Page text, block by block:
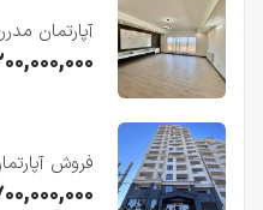
آپارتمان
فریدونکنار
فریدونکنار